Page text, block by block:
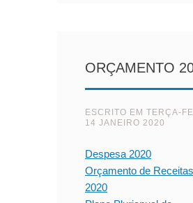
ORÇAMENTO
ESCRITO EM TERÇA-
14 JANEIRO 2020
Despesa 2020
Orçamento de Receitas
2020